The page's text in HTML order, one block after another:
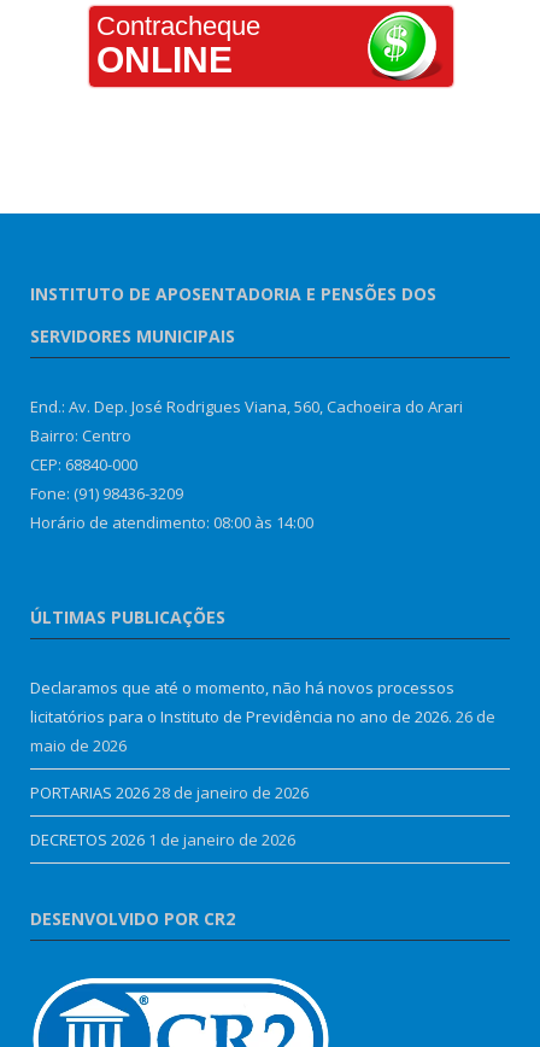
Contracheque
ONLINE
INSTITUTO DE APOSENTADORIA E PENSÕES DOS
SERVIDORES MUNICIPAIS
End.: Av. Dep. José Rodrigues Viana, 560, Cachoeira do Arari
Bairro: Centro
CEP: 68840-000
Fone: (91) 98436-3209
Horário de atendimento: 08:00 às 14:00
ÚLTIMAS PUBLICAÇÕES
Declaramos que até o momento, não há novos processos
licitatórios para o Instituto de Previdência no ano de 2026. 26 de
maio de 2026
PORTARIAS 202628 de janeiro de 2026
DECRETOS 2026 1 de janeiro de 2026
DESENVOLVIDO POR CR2